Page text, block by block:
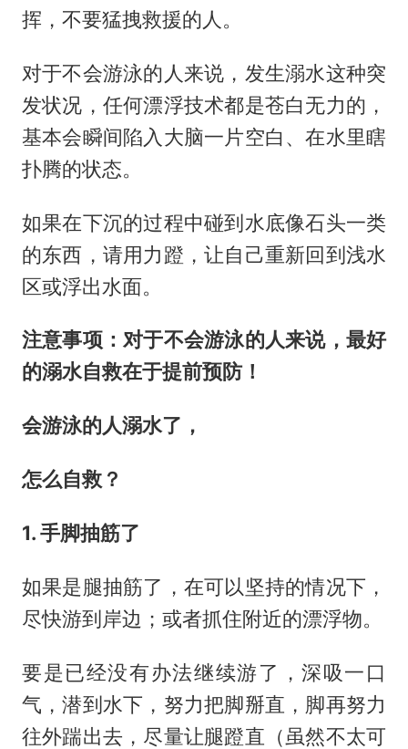
挥，不要猛拽救援的人。
对于不会游泳的人来说，发生溺水这种突
发状况，任何漂浮技术都是苍白无力的，
基本会瞬间陷入大脑一片空白、在水里瞎
扑腾的状态。
如果在下沉的过程中碰到水底像石头一类
的东西，请用力蹬，让自己重新回到浅水
区或浮出水面。
注意事项：对于不会游泳的人来说，最好
的溺水自救在于提前预防！
会游泳的人溺水了，
怎么自救？
1. 手脚抽筋了
如果是腿抽筋了，在可以坚持的情况下，
尽快游到岸边；或者抓住附近的漂浮物。
要是已经没有办法继续游了，深吸一口
气，潜到水下，努力把脚掰直，脚再努力
往外踹出去，尽量让腿蹬直（虽然不太可